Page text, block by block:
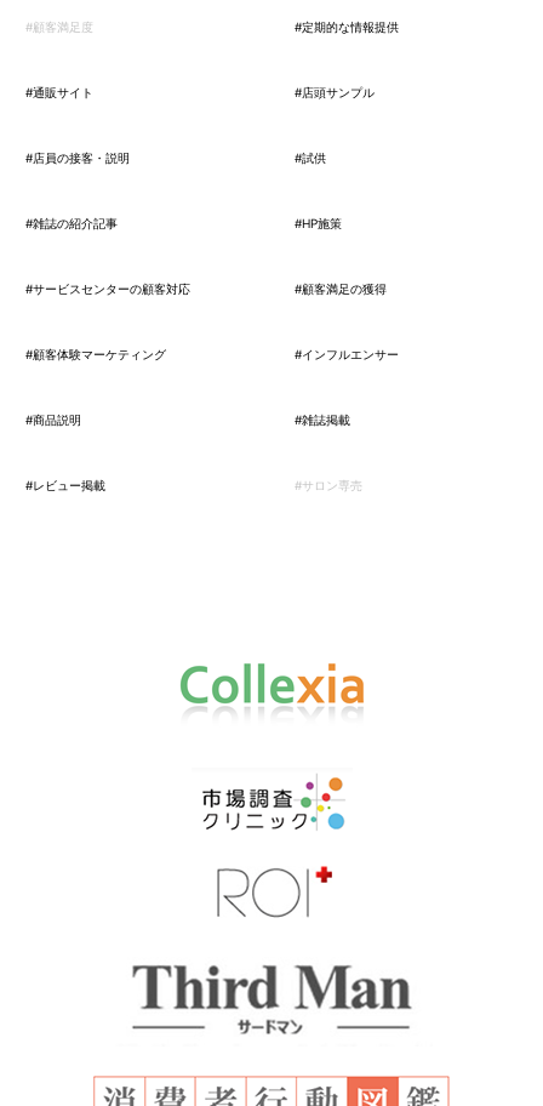
#顧客満足度 #定期的な情報提供
#通販サイト #店頭サンプル
#店員の接客・説明 #試供
#雑誌の紹介記事 #HP施策
#サービスセンターの顧客対応 #顧客満足の獲得
#顧客体験マーケティング #インフルエンサー
#商品説明 #雑誌掲載
#レビュー掲載 #サロン専売